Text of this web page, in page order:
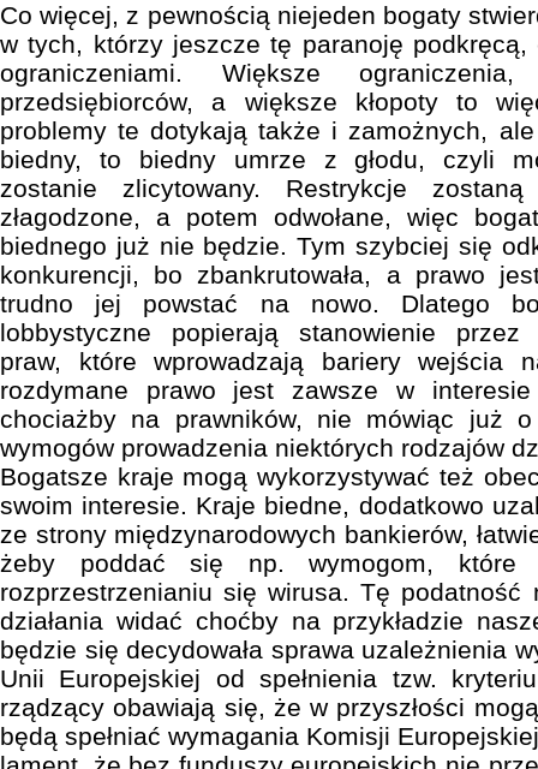
Co więcej, z pewnością niejeden bogaty
w tych, którzy jeszcze tę paranoję
ograniczeniami. Większe
przedsiębiorców, a większe kłopoty to
problemy te dotykają także i zamożnych,
biedny, to biedny umrze z głodu, czyli
zostanie zlicytowany. Restrykcje
złagodzone, a potem odwołane, więc
biednego już nie będzie. Tym szybciej się
konkurencji, bo zbankrutowała, a prawo
trudno jej powstać na nowo. Dlatego
lobbystyczne popierają stanowienie przez
praw, które wprowadzają bariery wejścia
rozdymane prawo jest zawsze w
chociażby na prawników, nie mówiąc już o
wymogów prowadzenia niektórych rodzajów
Bogatsze kraje mogą wykorzystywać też
swoim interesie. Kraje biedne, dodatkowo
ze strony międzynarodowych bankierów,
żeby poddać się np. wymogom, które
rozprzestrzenianiu się wirusa. Tę
działania widać choćby na przykładzie
będzie się decydowała sprawa uzależnienia
Unii Europejskiej od spełnienia tzw.
rządzący obawiają się, że w przyszłości
będą spełniać wymagania Komisji